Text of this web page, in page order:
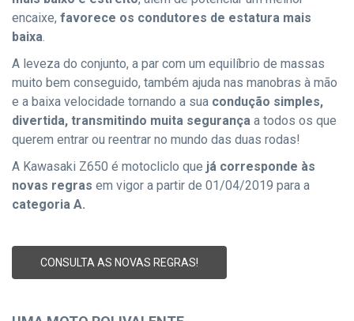
encaixe, favorece os condutores de estatura mais
baixa
A leveza do conjunto, a par com um equilíbrio de massas
muito bem conseguido, também ajuda nas manobras à mão
e a baixa velocidade tornando a sua condução simples,
divertida, transmitindo muita segurança a todos os que
querem entrar ou reentrar no mundo das duas rodas!
A Kawasaki Z650 é motocliclo que já corresponde às
novas regras em vigor a partir de 01/04/2019 para a
categoria A.
CONSULTA AS NOVAS REGRAS!